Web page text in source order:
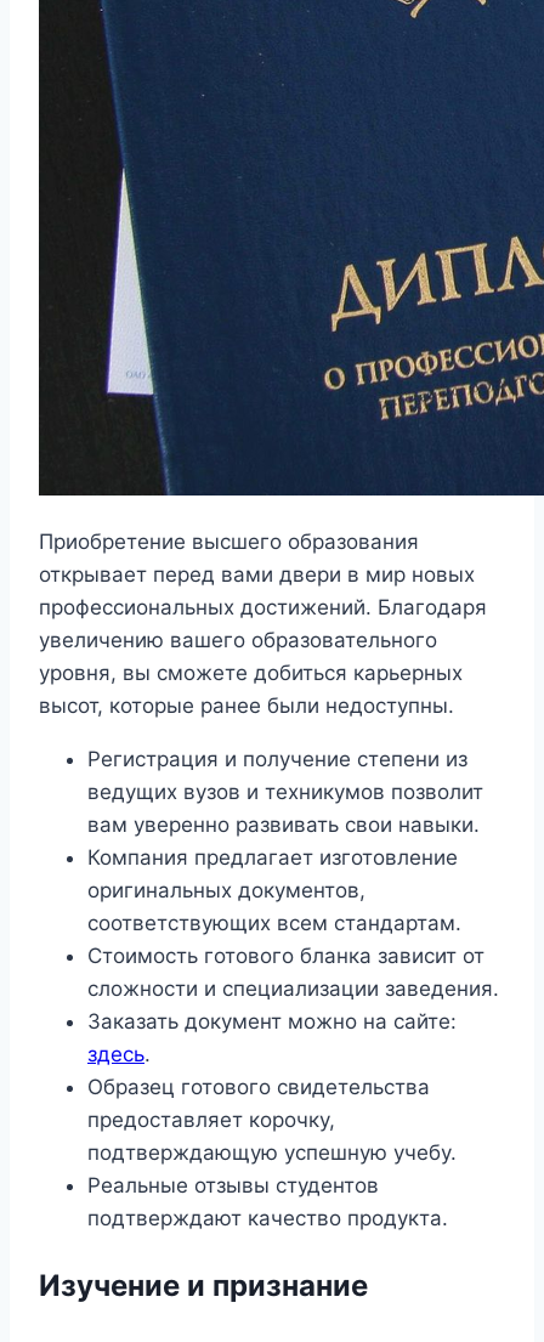
Приобретение высшего образования
открывает перед вами двери в мир новых
профессиональных достижений. Благодаря
увеличению вашего образовательного
уровня, вы сможете добиться карьерных
высот, которые ранее были недоступны.
Регистрация и получение степени из
ведущих вузов и техникумов позволит
вам уверенно развивать свои навыки.
Компания предлагает изготовление
оригинальных документов,
соответствующих всем стандартам.
Стоимость готового бланка зависит от
сложности и специализации заведения.
Заказать документ можно на сайте:
здесь.
Образец готового свидетельства
предоставляет корочку,
подтверждающую успешную учебу.
Реальные отзывы студентов
подтверждают качество продукта.
Изучение и признание